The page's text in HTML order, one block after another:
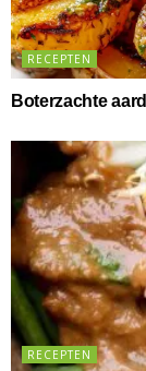
RECEPTEN
Boterzachte
RECEPTEN